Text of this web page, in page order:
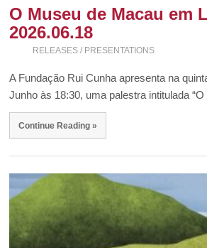
O Museu de Macau em
2026.06.18
RELEASES / PRESENTATIONS
A Fundação Rui Cunha apresenta na
Junho às 18:30, uma palestra intitulada
Continue Reading »